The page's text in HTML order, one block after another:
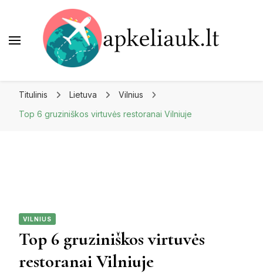
Titulinis Lietuva
Vilnius
Top 6 gruziniškos virtuvės restoranai Vilniuje
VILNIUS
Top 6 gruziniškos virtuvės
restoranai Vilniuje